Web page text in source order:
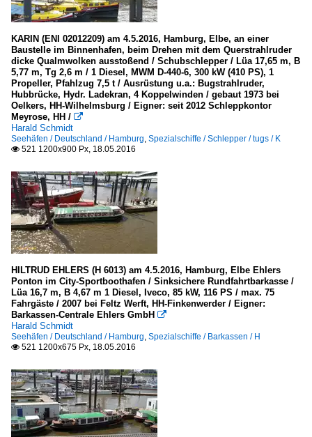
KARIN (ENI 02012209) am 4.5.2016, Hamburg, Elbe, an einer
Baustelle im Binnenhafen, beim Drehen mit dem Querstrahlruder
dicke Qualmwolken ausstoßend / Schubschlepper / Lüa 17,65 m, B
5,77 m, Tg 2,6 m / 1 Diesel, MWM D-440-6, 300 kW (410 PS), 1
Propeller, Pfahlzug 7,5 t / Ausrüstung u.a.: Bugstrahlruder,
Hubbrücke, Hydr. Ladekran, 4 Koppelwinden / gebaut 1973 bei
Oelkers, HH-Wilhelmsburg / Eigner: seit 2012 Schleppkontor
Meyrose, HH / 
Harald Schmidt
Seehäfen / Deutschland / Hamburg Spezialschiffe / Schlepper / tugs / K
 521 1200x900 Px, 18.05.2016
HILTRUD EHLERS (H 6013) am 4.5.2016, Hamburg, Elbe Ehlers
Ponton im City-Sportboothafen / Sinksichere Rundfahrtbarkasse /
Lüa 16,7 m, B 4,67 m 1 Diesel, Iveco, 85 kW, 116 PS / max. 75
Fahrgäste / 2007 bei Feltz Werft, HH-Finkenwerder / Eigner:
Barkassen-Centrale Ehlers GmbH 
Harald Schmidt
Seehäfen / Deutschland / Hamburg Spezialschiffe / Barkassen / H
 521 1200x675 Px, 18.05.2016